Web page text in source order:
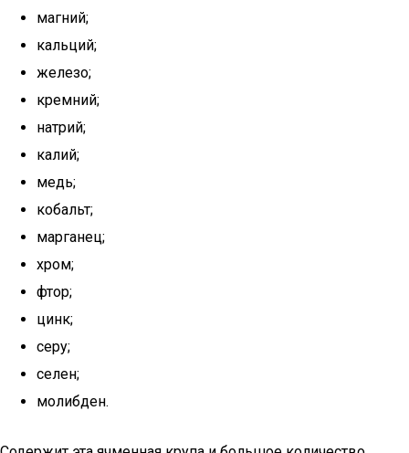
магний;
кальций;
железо;
кремний;
натрий;
калий;
медь;
кобальт;
марганец;
хром;
фтор;
цинк;
серу;
селен;
молибден.